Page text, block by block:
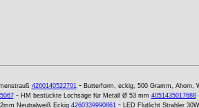
4260140522701- Butterform, eckig, 500 Gramm, Ahorn,
- HM bestückte Lochsäge für Metall Ø 53 mm 4051435017688
Neutralweiß Eckig 4260339990861- LED Flutlicht Strahler